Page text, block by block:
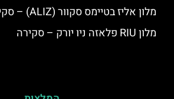
מלון אליז בטיימס סקוור (ALIZ) – סקירה
מלון RIU פלאזה ניו יורק – סקירה